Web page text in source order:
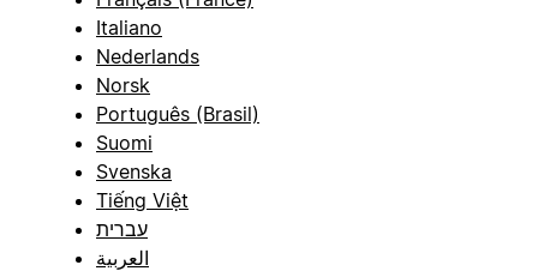
Italiano
Nederlands
Norsk
Português (Brasil)
Suomi
Svenska
Tiếng Việt
עברית
العربية